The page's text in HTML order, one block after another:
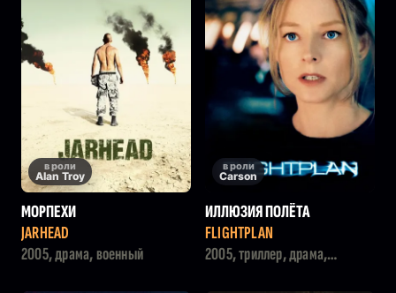
в роли
Alan Troy
МОРПЕХИ
JARHEAD
2005, драма, военный
в роли
Carson
ИЛЛЮЗИЯ ПОЛЁТА
FLIGHTPLAN
2005, триллер, драма,